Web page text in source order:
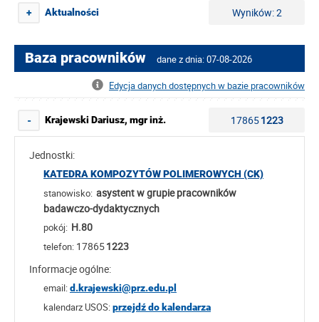
+ Aktualności Wyników: 2
Baza pracowników dane z dnia: 07-08-2026
Edycja danych dostępnych w bazie pracowników
- Krajewski Dariusz, mgr inż. 178651223
Jednostki:
KATEDRA KOMPOZYTÓW POLIMEROWYCH (CK)
stanowisko: asystent w grupie pracowników
badawczo-dydaktycznych
pokój: H.80
telefon: 178651223
Informacje ogólne:
email:d.krajewski@prz.edu.pl
kalendarz USOS:przejdź do kalendarza